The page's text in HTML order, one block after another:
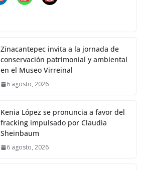
Zinacantepec invita a la jornada de
conservación patrimonial y ambiental
en el Museo Virreinal
6 agosto, 2026
Kenia López se pronuncia a favor del
fracking impulsado por Claudia
Sheinbaum
6 agosto, 2026